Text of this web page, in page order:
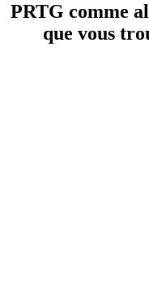
PRTG comme
que vous